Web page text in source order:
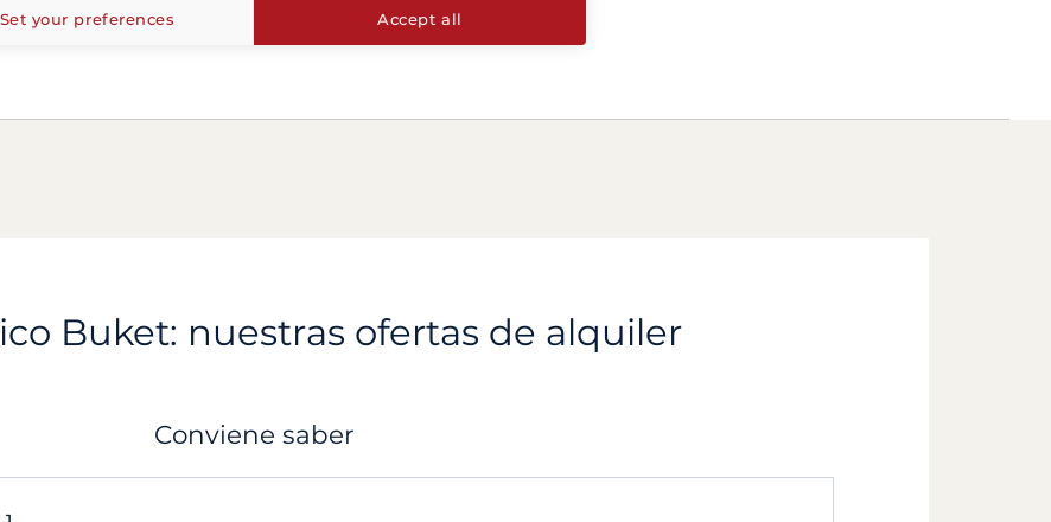
Buket: nuestras ofertas de alquiler
Conviene saber
Set your preferences Accept all